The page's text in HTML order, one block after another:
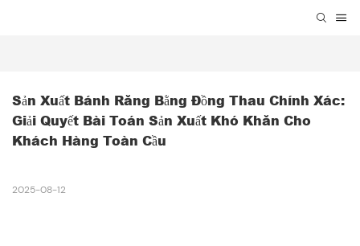
Sản Xuất Bánh Răng Bằng Đồng Thau Chính Xác:
Giải Quyết Bài Toán Sản Xuất Khó Khăn Cho
Khách Hàng Toàn Cầu
2025-08-12